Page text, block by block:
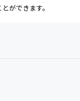
ができます。